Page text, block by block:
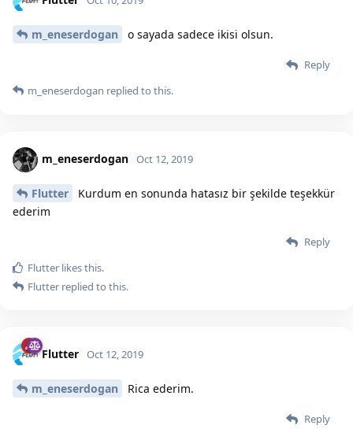
m_eneserdogan o sayada sadece ikisi olsun.
Reply
m_eneserdogan replied to this.
m_eneserdogan Oct 12, 2019
Flutter
Kurdum en sonunda hatasız bir şekilde teşekkür
ederim
Reply
Flutter likes this.
Flutter replied to this.
Flutter Oct 12, 2019
m_eneserdogan Rica ederim.
Reply